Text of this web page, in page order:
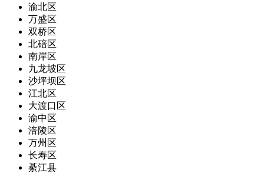
渝北区
万盛区
双桥区
北碚区
南岸区
九龙坡区
沙坪坝区
江北区
大渡口区
渝中区
涪陵区
万州区
长寿区
綦江县